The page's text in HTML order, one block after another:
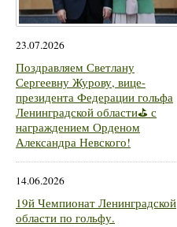
23.07.2026
Поздравляем Светлану
Сергеевну Журову, вице-
президента Федерации гольфа
Ленинградской области⛳ с
награждением Орденом
Александра Невского!
14.06.2026
19й Чемпионат Ленинградской
области по гольфу.